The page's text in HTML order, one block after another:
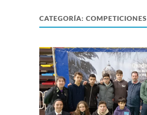
CATEGORÍA: COMPETICIONES